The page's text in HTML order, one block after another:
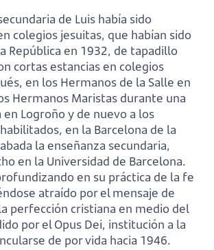
de Luis había sido
colegios jesuitas, que habían sido
República en 1932, de tapadillo
cortas estancias en colegios
en los Hermanos de la Salle en
Hermanos Maristas durante una
Logroño y de nuevo a los
en la Barcelona de la
la enseñanza secundaria,
en la Universidad de Barcelona.
en su práctica de la fe
atraído por el mensaje de
perfección cristiana en medio del
por el Opus Dei, institución a la
de por vida hacia 1946.